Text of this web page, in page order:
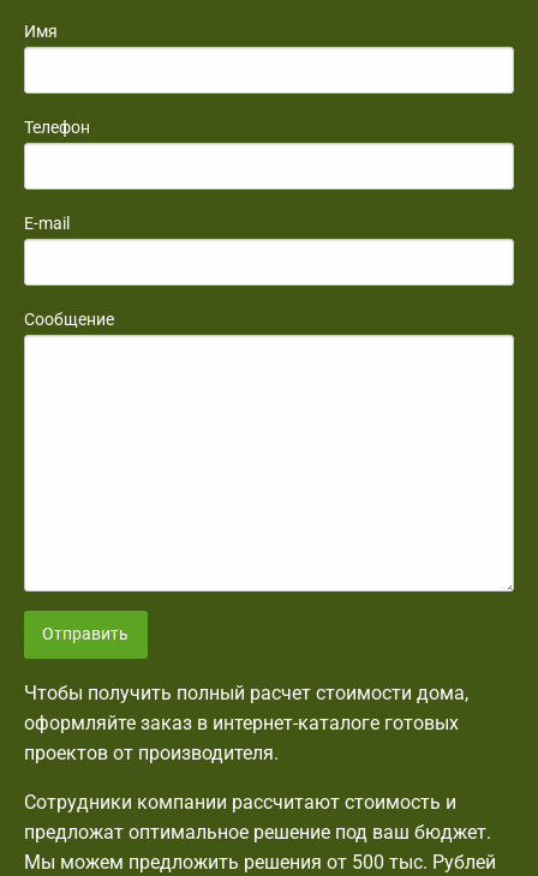
Имя
Телефон
E-mail
Сообщение
Отправить
Чтобы получить полный расчет стоимости дома,
оформляйте заказ в интернет-каталоге готовых
проектов от производителя.
Сотрудники компании рассчитают стоимость и
предложат оптимальное решение под ваш бюджет.
Мы можем предложить решения от 500 тыс. Рублей